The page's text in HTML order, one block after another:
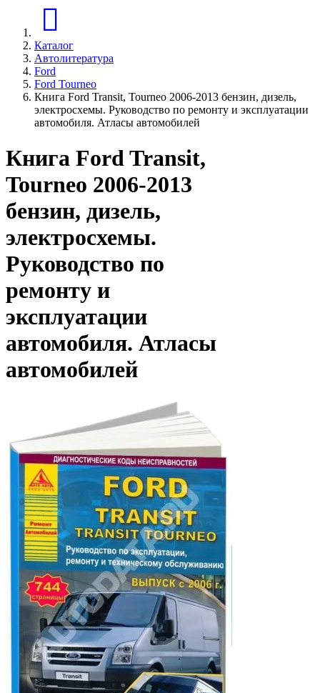
Каталог
Автолитература
Ford
Ford Tourneo
Книга Ford Transit, Tourneo 2006-2013 бензин, дизель,
электросхемы. Руководство по ремонту и эксплуатации
автомобиля. Атласы автомобилей
Книга Ford Transit,
Tourneo 2006-2013
бензин, дизель,
электросхемы.
Руководство по
ремонту и
эксплуатации
автомобиля. Атласы
автомобилей